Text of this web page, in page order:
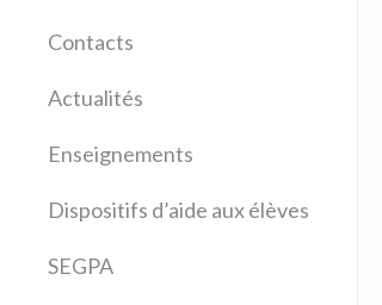
Contacts
Actualités
Enseignements
Allemand
Anglais
Arts plastiques
Dispositifs d’aide aux élèves
SEGPA